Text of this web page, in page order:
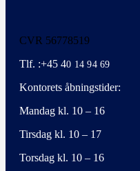
CVR 56778519
Tlf. :+45 40 14 94 69
Kontorets åbningstider:
Mandag kl. 10 – 16
Tirsdag kl. 10 – 17
Torsdag kl. 10 – 16